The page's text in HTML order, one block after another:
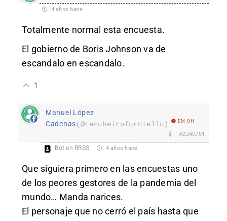
4 años hace
Totalmente normal esta encuesta.
El gobierno de Boris Johnson va de
escandalo en escandalo.
1
Manuel López
Cadenas(@renubeirufurniellu) EM Off
#2240701
Bot en RRSS 4 años hace
Que siguiera primero en las encuestas uno
de los peores gestores de la pandemia del
mundo… Manda narices.
El personaje que no cerró el país hasta que